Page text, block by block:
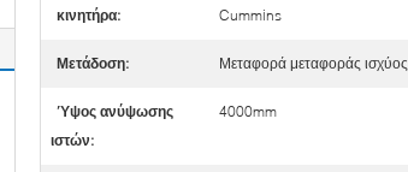
κινητήρα: Cummins
Μετάδοση: Μεταφορά μεταφοράς ισχύος
Ύψος ανύψωσης
ιστών:
4000mm